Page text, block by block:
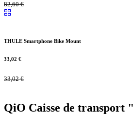
82,60€
THULE Smartphone Bike Mount
33,02 €
33,02€
QiO Caisse de transport